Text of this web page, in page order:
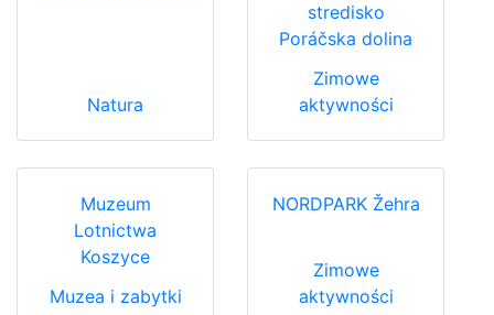
Natura
stredisko
Poráčska dolina
Zimowe
aktywności
Muzeum
Lotnictwa
Koszyce
Muzea i zabytki
NORDPARK Žehra
Zimowe
aktywności